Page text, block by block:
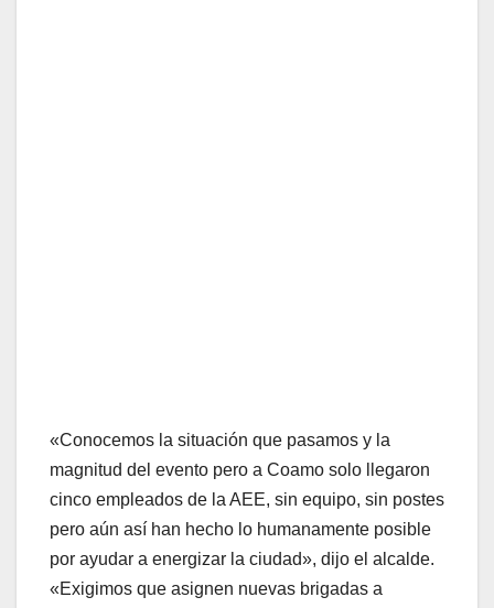
«Conocemos la situación que pasamos y la
magnitud del evento pero a Coamo solo llegaron
cinco empleados de la AEE, sin equipo, sin postes
pero aún así han hecho lo humanamente posible
por ayudar a energizar la ciudad», dijo el alcalde.
«Exigimos que asignen nuevas brigadas a